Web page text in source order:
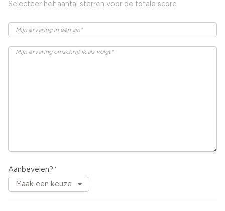
Selecteer het aantal sterren voor de totale score
Aanbevelen?